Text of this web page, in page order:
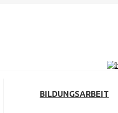
BILDUNGSARBEIT